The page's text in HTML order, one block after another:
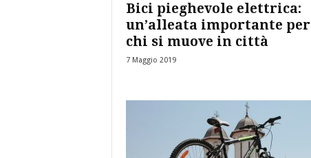
Bici pieghevole elettrica:
un’alleata importante per
chi si muove in città
7 Maggio 2019